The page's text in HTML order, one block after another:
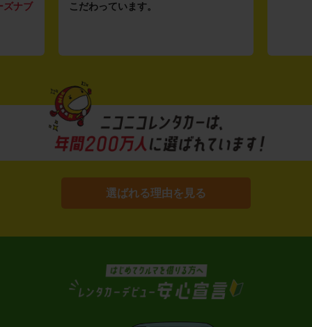
ズナブ
こだわっています。
選ばれる理由を見る